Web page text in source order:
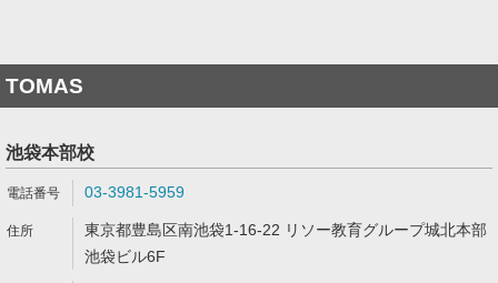
TOMAS
池袋本部校
03-3981-5959
東京都豊島区南池袋1-16-22 リソー教育グループ城北本部
池袋ビル6F